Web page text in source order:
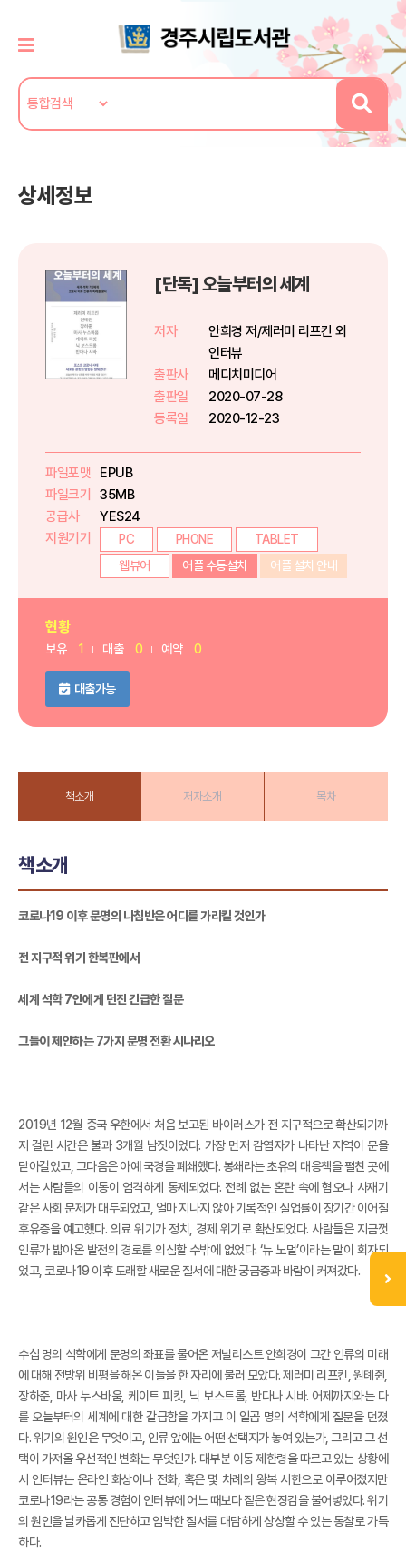
상세정보
[단독] 오늘부터의 세계
저자
안희경 저/제러미 리프킨 외
인터뷰
출판사
메디치미디어
출판일
2020-07-28
등록일
2020-12-23
파일포맷
EPUB
파일크기
35MB
공급사
YES24
지원기기
PC PHONE
TABLET
웹뷰어
어플 수동설치 어플 설치 안내
현황
보유 1 대출 0 예약 0
대출가능
책소개 저자소개 목차
책소개
코로나19 이후 문명의 나침반은 어디를 가리킬 것인가
전 지구적 위기 한복판에서
세계 석학 7인에게 던진 긴급한 질문
그들이 제안하는 7가지 문명 전환 시나리오
2019년 12월 중국 우한에서 처음 보고된 바이러스가 전 지구적으로 확산되기까
지 걸린 시간은 불과 3개월 남짓이었다. 가장 먼저 감염자가 나타난 지역이 문을
닫아걸었고, 그다음은 아예 국경을 폐쇄했다. 봉쇄라는 초유의 대응책을 펼친 곳에
서는 사람들의 이동이 엄격하게 통제되었다. 전례 없는 혼란 속에 혐오나 사재기
같은 사회 문제가 대두되었고, 얼마 지나지 않아 기록적인 실업률이 장기간 이어질
후유증을 예고했다. 의료 위기가 정치, 경제 위기로 확산되었다. 사람들은 지금껏
인류가 밟아온 발전의 경로를 의심할 수밖에 없었다. ‘뉴 노멀’이라는 말이 회자되
었고, 코로나19 이후 도래할 새로운 질서에 대한 궁금증과 바람이 커져갔다.
수십 명의 석학에게 문명의 좌표를 물어온 저널리스트 안희경이 그간 인류의 미래
에 대해 전방위 비평을 해온 이들을 한 자리에 불러 모았다. 제러미 리프킨, 원톄쥔,
장하준, 마사 누스바움, 케이트 피킷, 닉 보스트롬, 반다나 시바. 어제까지와는 다
를 오늘부터의 세계에 대한 갈급함을 가지고 이 일곱 명의 석학에게 질문을 던졌
다. 위기의 원인은 무엇이고, 인류 앞에는 어떤 선택지가 놓여 있는가, 그리고 그 선
택이 가져올 우선적인 변화는 무엇인가. 대부분 이동 제한령을 따르고 있는 상황에
서 인터뷰는 온라인 화상이나 전화, 혹은 몇 차례의 왕복 서한으로 이루어졌지만
코로나19라는 공통 경험이 인터뷰에 어느 때보다 짙은 현장감을 불어넣었다. 위기
의 원인을 날카롭게 진단하고 임박한 질서를 대담하게 상상할 수 있는 통찰로 가득
하다.